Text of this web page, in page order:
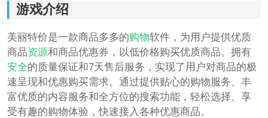
游戏介绍
美丽特价是一款商品多多的购物软件，为用户提供优质
商品资源和商品优惠券，以低价格购买优质商品。拥有
安全的质量保证和7天售后服务，实现了用户对商品的极
速呈现和优惠购买需求。通过提供贴心的购物服务、丰
富优质的内容服务和全方位的搜索功能，轻松选择、享
受有趣的购物体验，快速接入各种优惠商品。